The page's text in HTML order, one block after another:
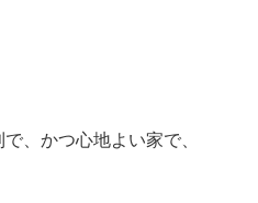
、かつ心地よい家で、